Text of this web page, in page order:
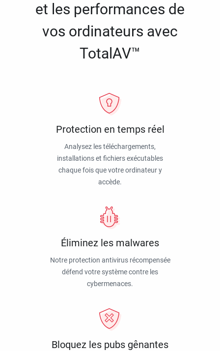
et les performances de
vos ordinateurs avec
TotalAV™
Protection en temps réel
Analysez les téléchargements,
installations et fichiers exécutables
chaque fois que votre ordinateur y
accède.
Éliminez les malwares
Notre protection antivirus récompensée
défend votre système contre les
cybermenaces.
Bloquez les pubs gênantes